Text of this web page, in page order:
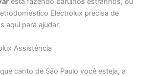
Electrolux precisa de
aqui para ajudar.
Assistência
canto de São Paulo você esteja, a